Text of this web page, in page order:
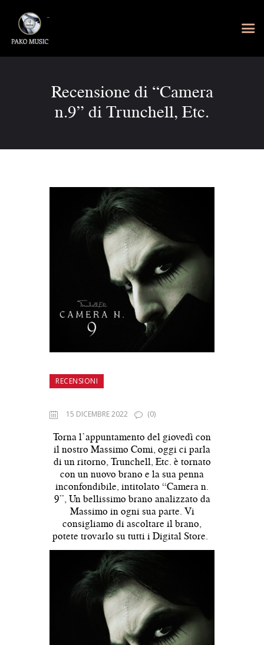
Recensione di “Camera
n.9” di Trunchell, Etc.
RECENSIONI
15 DICEMBRE 2022 (0)
Torna l’appuntamento del giovedì con
il nostro Massimo Comi, oggi ci parla
di un ritorno, Trunchell, Etc. è tornato
con un nuovo brano e la sua penna
inconfondibile, intitolato “Camera n.
9”, Un bellissimo brano analizzato da
Massimo in ogni sua parte. Vi
consigliamo di ascoltare il brano,
potete trovarlo su tutti i Digital Store.